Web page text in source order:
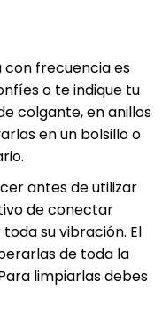
con frecuencia es
o te indique tu
colgante, en anillos
en un bolsillo o
antes de utilizar
de conectar
su vibración. El
de toda la
limpiarlas debes